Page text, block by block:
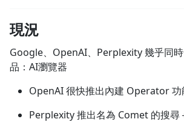
現況
Google、OpenAI、Perplexity 幾乎同
品：AI瀏覽器
OpenAI 很快推出內建 Operator 功
Perplexity 推出名為 Comet 的搜尋